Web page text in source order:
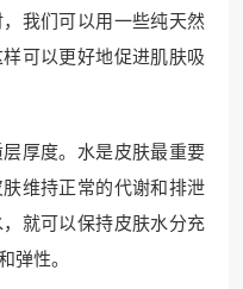
我们可以用一些纯天然
可以更好地促进肌肤吸
厚度。水是皮肤最重要
维持正常的代谢和排泄
就可以保持皮肤水分充
弹性。